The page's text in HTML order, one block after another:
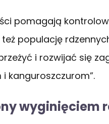
pomagają
też populację
i rozwijać się
kanguroszczurom”.
wyginięciem